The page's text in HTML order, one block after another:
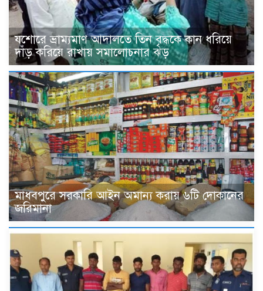
যশোরে ভ্রাম্যমাণ আদালতে তিন বৃদ্ধকে কান ধরিয়ে
দাঁড় করিয়ে রাখায় সমালোচনার ঝড়
মাধবপুরে সরকারি আইন অমান্য করায় ৬টি দোকানের
জরিমানা